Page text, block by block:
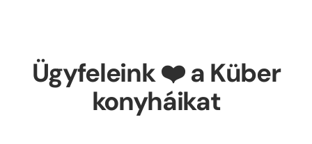
Ügyfeleink ❤️ a Küber
konyháikat